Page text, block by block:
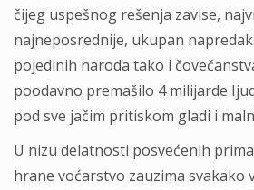
čijeg uspešnog rešenja zavise,
najneposrednije, ukupan
pojedinih naroda tako i
poodavno premašilo 4 milijarde
pod sve jačim pritiskom gladi i
U nizu delatnosti posvećenih
hrane voćarstvo zauzima svakako